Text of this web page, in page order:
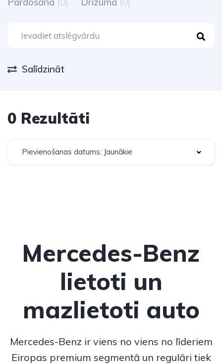
Salīdzināt
0 Rezultāti
Pievienošanas datums: Jaunākie
Mercedes-Benz
lietoti un
mazlietoti auto
Mercedes-Benz ir viens no viens no līderiem
Eiropas premium segmentā un regulāri tiek